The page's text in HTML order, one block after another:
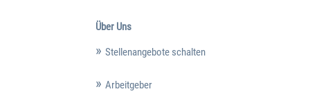
Über Uns
Stellenangebote schalten
Arbeitgeber